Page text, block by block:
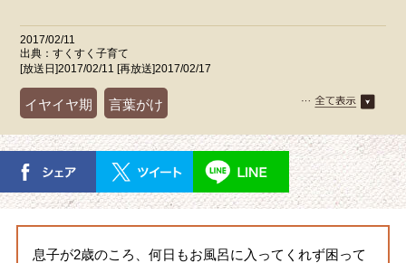
2017/02/11
出典：すくすく子育て
[放送日]2017/02/11 [再放送]2017/02/17
イヤイヤ期 言葉がけ
息子が2歳のころ、何日もお風呂に入ってくれず困って